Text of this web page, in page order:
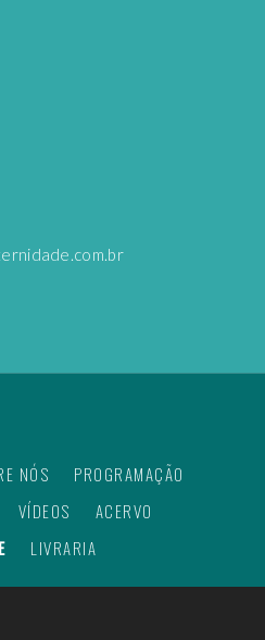
NÓS
PROGRAMAÇÃO
VÍDEOS
ACERVO
LIVRARIA